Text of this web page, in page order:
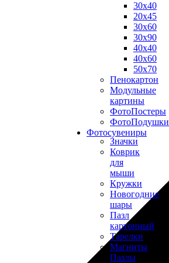
30х40
20х45
30х60
30х90
40х40
40х60
50х70
Пенокартон
Модульные
картины
ФотоПостеры
ФотоПодушки
Фотоcувениры
Значки
Коврик
для
мыши
Кружки
Новогодние
шары
Пазл
картонный
Тарелки
Магниты
Пазлы